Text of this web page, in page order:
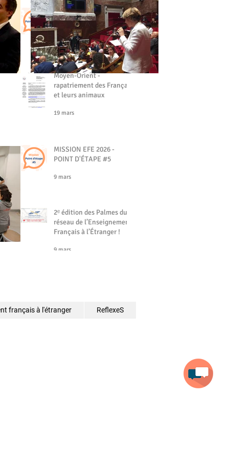
MISSION EFE - POINT
D'ÉTAPE #6
19 mars
Moyen-Orient -
rapatriement des Français
et leurs animaux
19 mars
MISSION EFE 2026 -
POINT D'ÉTAPE #5
9 mars
2ᵉ édition des Palmes du
réseau de l’Enseignement
Français à l’Étranger !
9 mars
français à l'étranger ReflexeS